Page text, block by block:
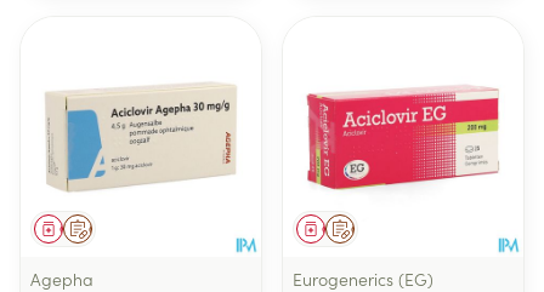
Op voorschrift
Geneesmiddel
Agepha
Op voorschrift
Geneesmiddel
Eurogenerics (EG)